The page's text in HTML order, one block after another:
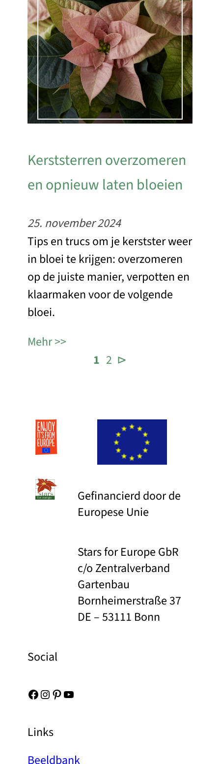
Kerststerren overzomeren
en opnieuw laten bloeien
25. november 2024
Tips en trucs om je kerstster weer
in bloei te krijgen: overzomeren
op de juiste manier, verpotten en
klaarmaken voor de volgende
bloei.
Mehr
1 2 ⊳
Gefinancierd door de
Europese Unie
Stars for Europe GbR
c/o Zentralverband
Gartenbau
Bornheimerstraße 37
DE – 53111 Bonn
Social
Facebook Instagram Pinterest YouTube
Links
Beeldbank